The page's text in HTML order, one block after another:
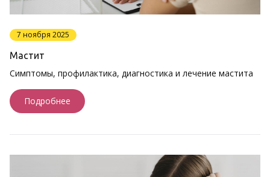
7 ноября 2025
Мастит
Симптомы, профилактика, диагностика и лечение мастита
Подробнее